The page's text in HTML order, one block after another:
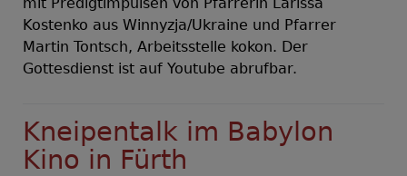
Kostenko aus Winnyzja/Ukraine und Pfarrer
Martin Tontsch, Arbeitsstelle kokon. Der
Gottesdienst ist auf Youtube abrufbar.
Kneipentalk im Babylon
Kino in Fürth